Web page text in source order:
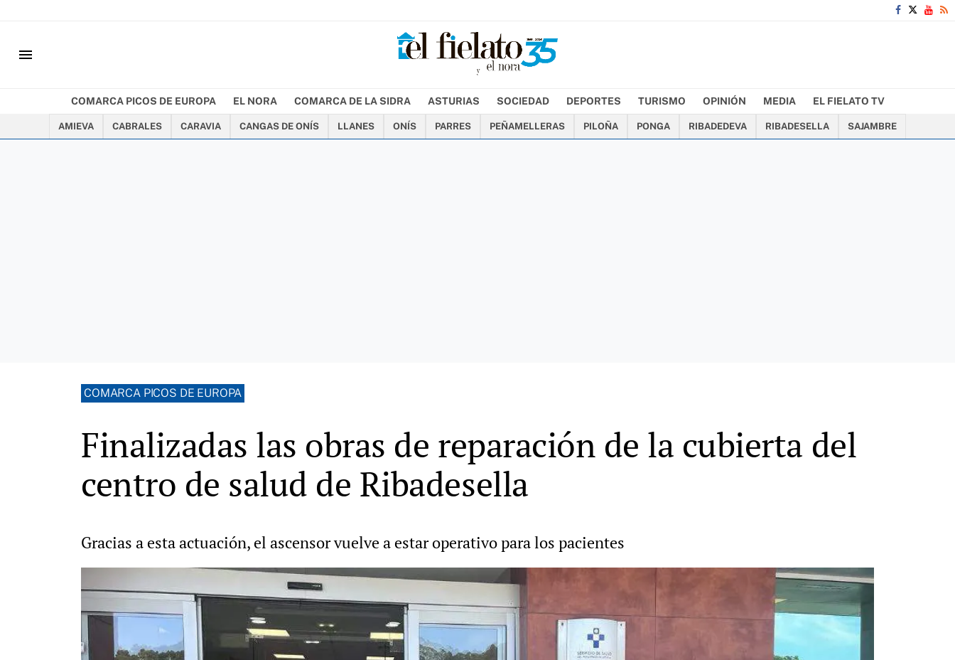
menu
COMARCA PICOS DE EUROPA EL NORA COMARCA DE LA SIDRA ASTURIAS SOCIEDAD DEPORTES TURISMO OPINIÓN MEDIA EL FIELATO TV
AMIEVA CABRALES CARAVIA CANGAS DE ONÍS LLANES ONÍS PARRES PEÑAMELLERAS PILOÑA PONGA RIBADEDEVA RIBADESELLA SAJAMBRE
COMARCA PICOS DE EUROPA
Finalizadas las obras de reparación de la cubierta del
centro de salud de Ribadesella
Gracias a esta actuación, el ascensor vuelve a estar operativo para los pacientes